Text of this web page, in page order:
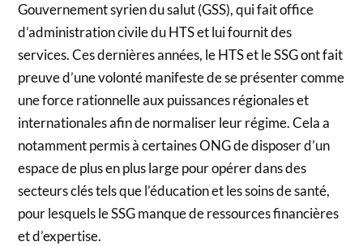
Gouvernement syrien du salut (GSS), qui fait office
d’administration civile du HTS et lui fournit des
services. Ces dernières années, le HTS et le SSG ont fait
preuve d’une volonté manifeste de se présenter comme
une force rationnelle aux puissances régionales et
internationales afin de normaliser leur régime. Cela a
notamment permis à certaines ONG de disposer d’un
espace de plus en plus large pour opérer dans des
secteurs clés tels que l’éducation et les soins de santé,
pour lesquels le SSG manque de ressources financières
et d’expertise.